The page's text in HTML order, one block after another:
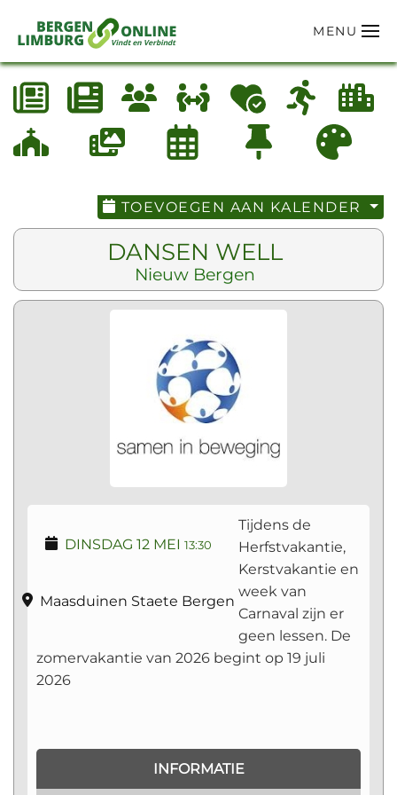
Terug naar hoofdinhoud
MENU
TOEVOEGEN AAN KALENDER
DANSEN WELL
Nieuw Bergen
DINSDAG 12 MEI 13:30
Maasduinen Staete Bergen
Tijdens de
Herfstvakantie,
Kerstvakantie en
week van
Carnaval zijn er
geen lessen. De
zomervakantie van 2026 begint op 19 juli
2026
INFORMATIE